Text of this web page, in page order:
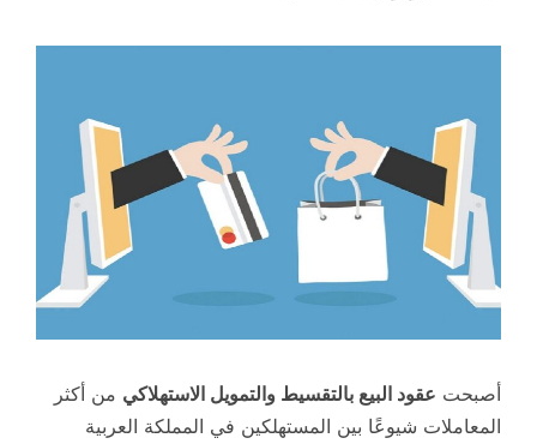
أصبحت عقود البيع بالتقسيط والتمويل الاستهلاكي من أكثر
المعاملات شيوعًا بين المستهلكين في المملكة العربية